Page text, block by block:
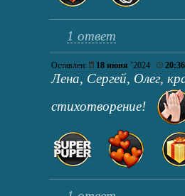
1 ответ
Оставлен: 18 июня ’2024 20:36
Лена, Сергей, Олег,
стихотворение!